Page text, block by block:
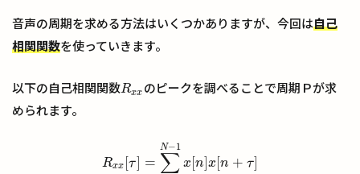
音声の周期を求める方法はいくつかありますが、今回は自己
相関関数を使っていきます。
以下の自己相関関数Rxx
Rxx のピークを調べることで周期Ｐが求
められます。
Rxx [τ] = ∑
N−1
x[n]x[n + τ]
Rx x[ ]=∑n −1 x[ n]x[n +τ